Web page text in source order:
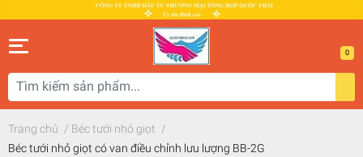
0
Trang chủ / Béc tưới nhỏ giọt /
Béc tưới nhỏ giọt có van điều chỉnh lưu lượng BB-2G